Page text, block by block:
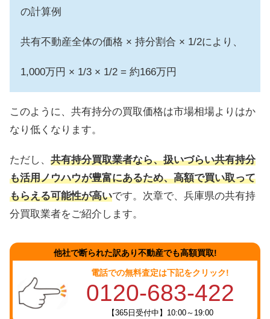
の計算例
共有不動産全体の価格 × 持分割合 × 1/2により、
1,000万円 × 1/3 × 1/2 = 約166万円
このように、共有持分の買取価格は市場相場よりはか
なり低くなります。
ただし、 共有持分買取業者なら、扱いづらい共有持分
も活用ノウハウが豊富にあるため、高額で買い取って
もらえる可能性が高いです。次章で、兵庫県の共有持
分買取業者をご紹介します。
他社で断られた訳あり不動産でも高額買取!
電話での無料査定は下記をクリック!
0120-683-422
【365日受付中】10:00～19:00